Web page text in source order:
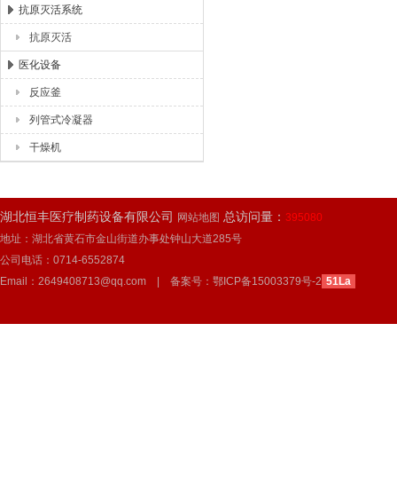
抗原灭活系统
抗原灭活
医化设备
反应釜
列管式冷凝器
干燥机
湖北恒丰医疗制药设备有限公司 网站地图 总访问量： 395080
地址：湖北省黄石市金山街道办事处钟山大道285号
公司电话：0714-6552874
Email：2649408713@qq.com | 备案号： 鄂ICP备15003379号-2 51La